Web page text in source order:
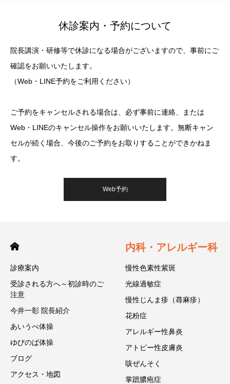
休診案内・予約について
院長講演・研修等で休診になる場合がございますので、事前にご
確認をお願いいたします。
（Web・LINE予約をご利用ください）
ご予約をキャンセルされる場合は、必ず事前に連絡、または
Web・LINEのキャンセル操作をお願いいたします。無断キャン
セルが続く場合、今後のご予約をお取りすることができかねま
す。
Web予約
診療案内
受診される方へ～初診時のご
注意
今井一彰 院長紹介
あいうべ体操
ゆびのば体操
ブログ
アクセス・地図
内科・アレルギー科
慢性色素性紫斑
光線過敏症
慢性じんま疹（蕁麻疹）
花粉症
アレルギー性鼻炎
アトピー性皮膚炎
咳ぜんそく
掌蹠膿疱症